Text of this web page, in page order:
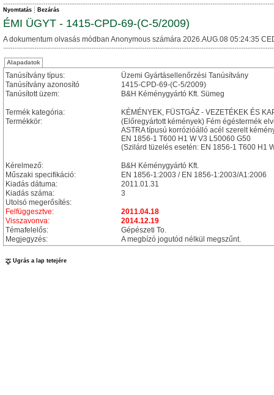
Nyomtatás Bezárás
ÉMI ÜGYT - 1415-CPD-69-(C-5/2009)
A dokumentum olvasás módban Anonymous számára 2026.AUG.08 05:24:35
Alapadatok
Tanúsítvány típus:
Üzemi Gyártásellenőrzési Tanúsítvány
Tanúsítvány azonosító
1415-CPD-69-(C-5/2009)
Tanúsított üzem:
B&H Kéménygyártó Kft. Sümeg
Termék kategória:
KÉMÉNYEK, FÜSTGÁZ - VEZETÉKEK ÉS
Termékkör:
(Előregyártott kémények) Fém égéstermék
ASTRA típusú korrózióálló acél szerelt
EN 1856-1 T600 H1 W V3 L50060 G50
(Szilárd tüzelés esetén: EN 1856-1 T600 H1
Kérelmező:
B&H Kéménygyártó Kft.
Műszaki specifikáció:
EN 1856-1:2003 / EN 1856-1:2003/A1:2006
Kiadás dátuma:
2011.01.31
Kiadás száma:
3
Utolsó megerősítés:
Felfüggesztve:
2011.04.18
Visszavonva:
2014.12.19
Témafelelős:
Gépészeti To.
Megjegyzés:
A megbízó jogutód nélkül megszűnt.
Ugrás a lap tetejére